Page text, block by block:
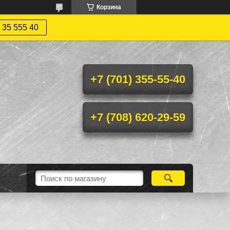
Корзина
35 555 40
+7 (701) 355-55-40
+7 (708) 620-29-59